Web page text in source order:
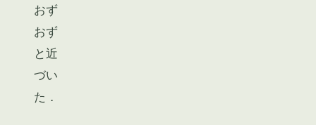
おず
おず
と近
づい
た．